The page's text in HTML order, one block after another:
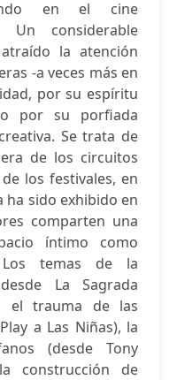
en el cine
Un considerable
la atención
-a veces más en
por su espíritu
por su porfiada
Se trata de
de los circuitos
los festivales, en
sido exhibido en
comparten una
íntimo como
temas de la
La Sagrada
el trauma de las
a Las Niñas), la
(desde Tony
construcción de